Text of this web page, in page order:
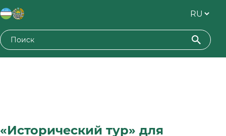
«Исторический тур» для